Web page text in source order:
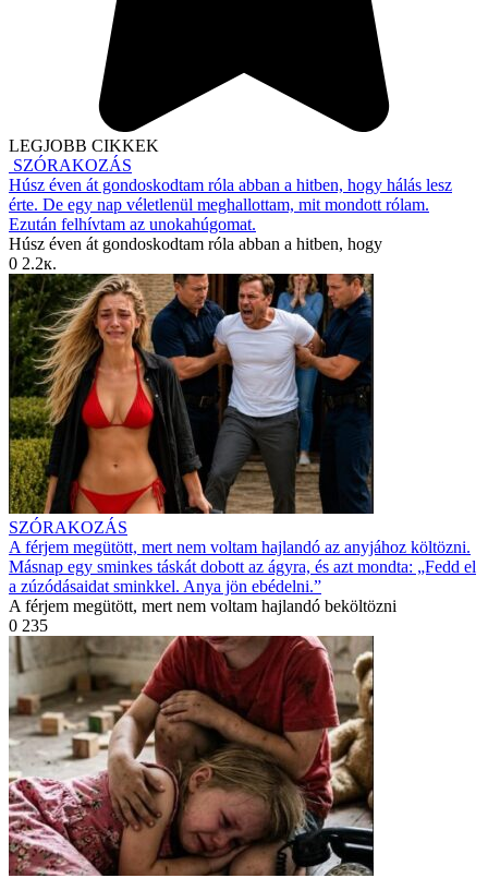
LEGJOBB CIKKEK
SZÓRAKOZÁS
Húsz éven át gondoskodtam róla abban a hitben, hogy hálás lesz
érte. De egy nap véletlenül meghallottam, mit mondott rólam.
Ezután felhívtam az unokahúgomat.
Húsz éven át gondoskodtam róla abban a hitben, hogy
0 2.2к.
SZÓRAKOZÁS
A férjem megütött, mert nem voltam hajlandó az anyjához költözni.
Másnap egy sminkes táskát dobott az ágyra, és azt mondta: „Fedd el
a zúzódásaidat sminkkel. Anya jön ebédelni.”
A férjem megütött, mert nem voltam hajlandó beköltözni
0 235